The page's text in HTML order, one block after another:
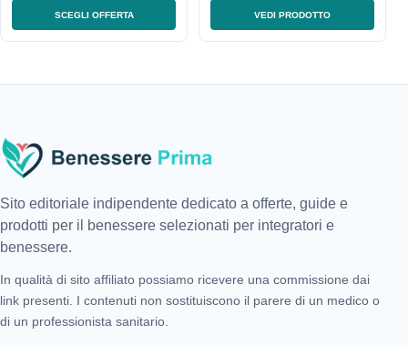
SCEGLI OFFERTA VEDI PRODOTTO
Sito editoriale indipendente dedicato a offerte, guide e
prodotti per il benessere selezionati per integratori e
benessere.
In qualità di sito affiliato possiamo ricevere una commissione dai
link presenti. I contenuti non sostituiscono il parere di un medico o
di un professionista sanitario.